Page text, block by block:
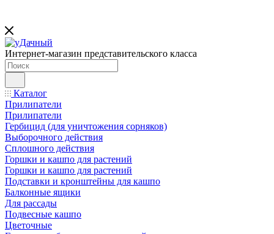
Интернет-магазин представительского класса
Каталог
Прилипатели
Прилипатели
Гербицид (для уничтожения сорняков)
Выборочного действия
Сплошного действия
Горшки и кашпо для растений
Горшки и кашпо для растений
Подставки и кронштейны для кашпо
Балконные ящики
Для рассады
Подвесные кашпо
Цветочные